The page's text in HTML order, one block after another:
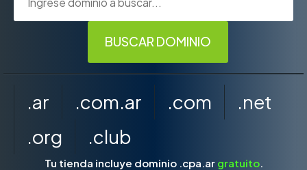
.ar .com.ar .com
.net
.org
.club
Tu tienda incluye dominio .cpa.ar gratuito.